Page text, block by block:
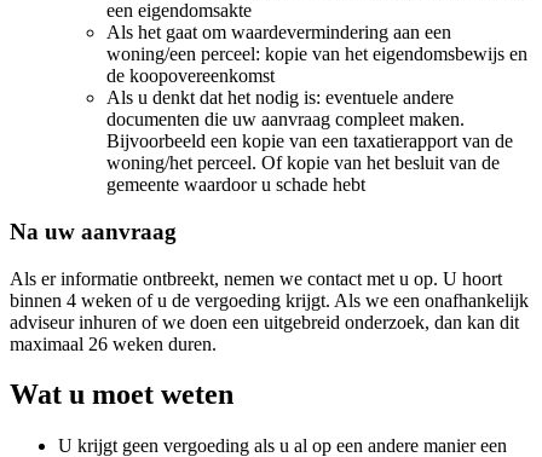
een eigendomsakte
Als het gaat om waardevermindering aan een
woning/een perceel: kopie van het eigendomsbewijs en
de koopovereenkomst
Als u denkt dat het nodig is: eventuele andere
documenten die uw aanvraag compleet maken.
Bijvoorbeeld een kopie van een taxatierapport van de
woning/het perceel. Of kopie van het besluit van de
gemeente waardoor u schade hebt
Na uw aanvraag
Als er informatie ontbreekt, nemen we contact met u op. U hoort
binnen 4 weken of u de vergoeding krijgt. Als we een onafhankelijk
adviseur inhuren of we doen een uitgebreid onderzoek, dan kan dit
maximaal 26 weken duren.
Wat u moet weten
U krijgt geen vergoeding als u al op een andere manier een